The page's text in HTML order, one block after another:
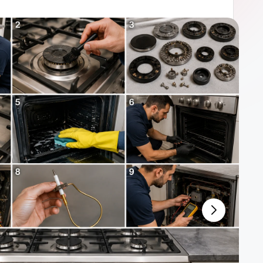
شركة تنظيف مكيفات بصبيا 0564314168
شركة تنظيف مكيفات بجازان 0564314168
شركة تنظيف مكيفات بالنعيرية
شركة تنظيف مكيفات
شركة تنظيف مكيفات
شركة تنظيف مكيفات بالخبر
شركة